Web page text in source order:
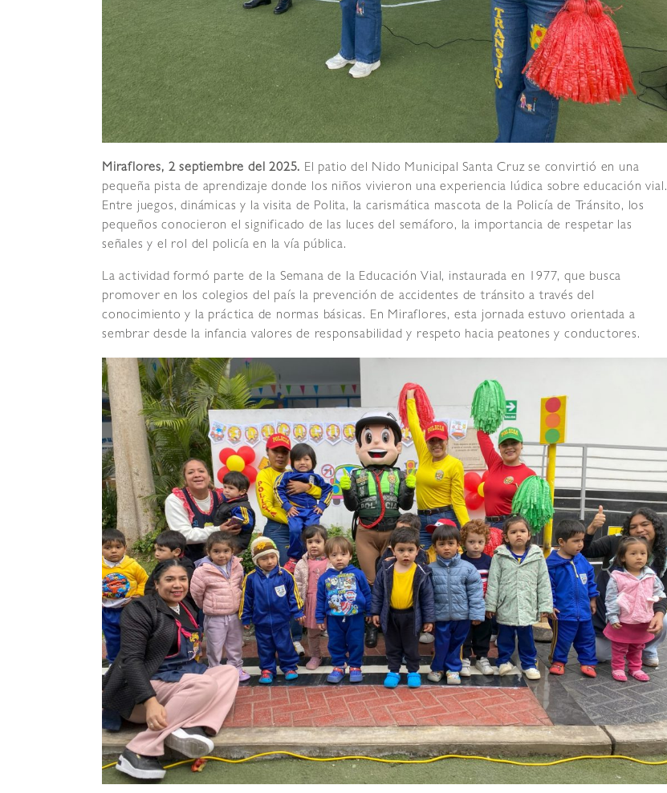
Miraflores, 2 septiembre del 2025. El patio del Nido Municipal Santa Cruz se convirtió en una
pequeña pista de aprendizaje donde los niños vivieron una experiencia lúdica sobre educación vial.
Entre juegos, dinámicas y la visita de Polita, la carismática mascota de la Policía de Tránsito, los
pequeños conocieron el significado de las luces del semáforo, la importancia de respetar las
señales y el rol del policía en la vía pública.
La actividad formó parte de la Semana de la Educación Vial, instaurada en 1977, que busca
promover en los colegios del país la prevención de accidentes de tránsito a través del
conocimiento y la práctica de normas básicas. En Miraflores, esta jornada estuvo orientada a
sembrar desde la infancia valores de responsabilidad y respeto hacia peatones y conductores.